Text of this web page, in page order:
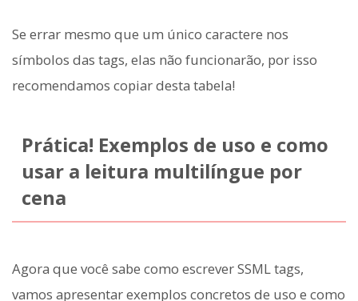
Se errar mesmo que um único caractere nos
símbolos das tags, elas não funcionarão, por isso
recomendamos copiar desta tabela!
Prática! Exemplos de uso e como
usar a leitura multilíngue por
cena
Agora que você sabe como escrever SSML tags,
vamos apresentar exemplos concretos de uso e como